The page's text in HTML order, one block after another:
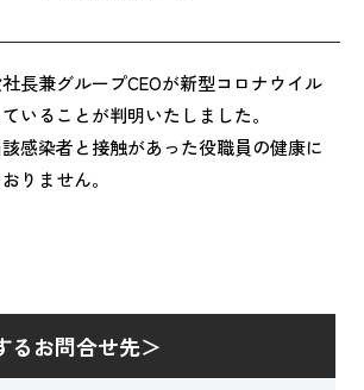
o
k
長兼グループCEOが新型コロナウイル
いることが判明いたしました。
感染者と接触があった役職員の健康に
りません。
るお問合せ先＞